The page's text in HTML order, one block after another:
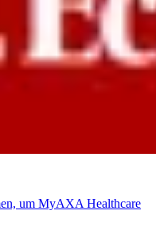
um MyAXA Healthcare